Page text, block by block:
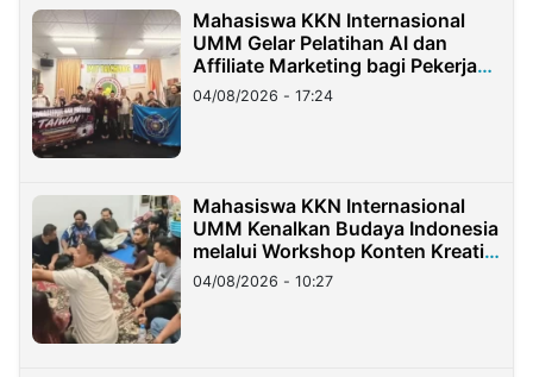
Mahasiswa KKN Internasional
UMM Gelar Pelatihan AI dan
Affiliate Marketing bagi Pekerja
Migran Indonesia di Taiwan
04/08/2026 - 17:24
Mahasiswa KKN Internasional
UMM Kenalkan Budaya Indonesia
melalui Workshop Konten Kreatif
di Taiwan
04/08/2026 - 10:27